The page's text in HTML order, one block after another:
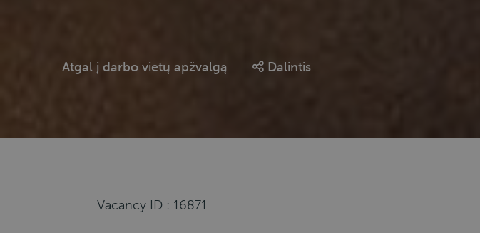
Atgal į darbo vietų apžvalgą Dalintis
Vacancy ID : 16871